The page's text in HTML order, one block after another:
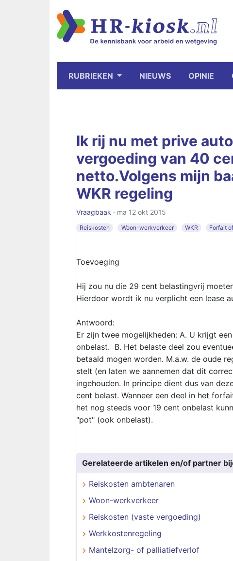
RUBRIEKEN NIEUWS OPINIE
Ik rij nu met prive
vergoeding van 40
netto.Volgens mijn
WKR regeling
Vraagbaak · ma 12 okt 2015
Reiskosten Woon-werkverkeer WKR Forfait
Toevoeging
Hij zou nu die 29 cent belastingvrij
Hierdoor wordt ik nu verplicht een lease
Antwoord:
Er zijn twee mogelijkheden: A. U krijgt
onbelast. B. Het belaste deel zou
betaald mogen worden. M.a.w. de oude
stelt (en laten we aannemen dat dit
ingehouden. In principe dient dus van
cent belast. Wanneer een deel in het
het nog steeds voor 19 cent onbelast
"pot" (ook onbelast).
Gerelateerde artikelen en/of partner
Reiskosten ambtenaren
Woon-werkverkeer
Reiskosten (vaste vergoeding)
Werkkostenregeling
Mantelzorg- of palliatiefverlof